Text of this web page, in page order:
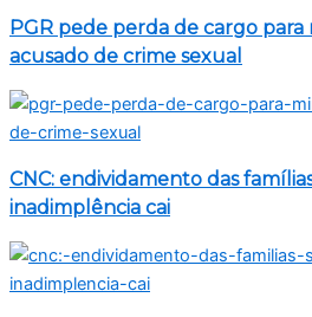
PGR pede perda de cargo para
acusado de crime sexual
CNC: endividamento das
inadimplência cai